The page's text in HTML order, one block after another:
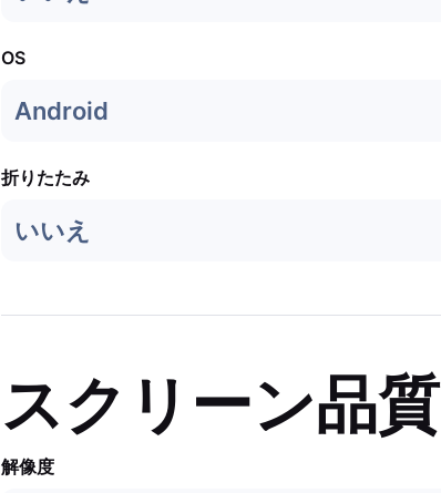
OS
Android
折りたたみ
いいえ
スクリーン品質
解像度